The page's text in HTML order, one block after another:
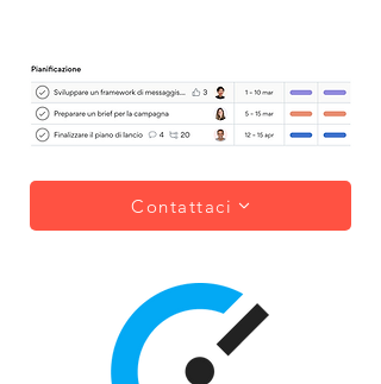
Contattaci